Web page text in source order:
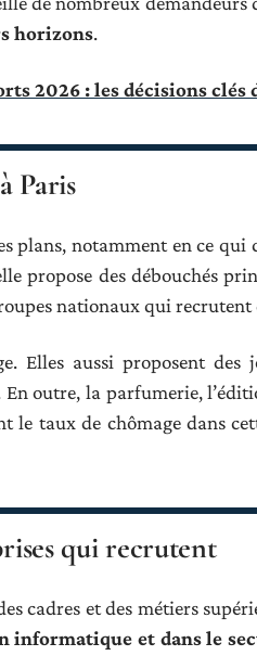
horizons.
2026 : les décisions clés
Paris
plans, notamment en ce qui
propose des débouchés
nationaux qui
Elles aussi proposent
En outre, la parfumerie,
le taux de chômage dans
qui recrutent
cadres et des métiers
informatique et dans le